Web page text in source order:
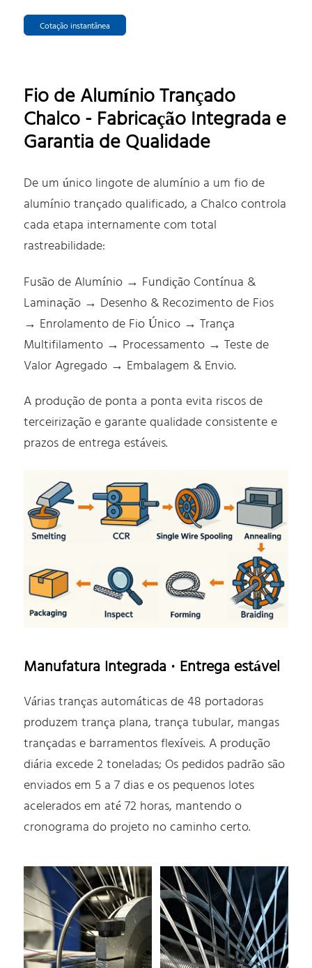
Cotação instantânea
Fio de Alumínio Trançado
Chalco - Fabricação Integrada e
Garantia de Qualidade
De um único lingote de alumínio a um fio de
alumínio trançado qualificado, a Chalco controla
cada etapa internamente com total
rastreabilidade:
Fusão de Alumínio → Fundição Contínua &
Laminação → Desenho & Recozimento de Fios
→ Enrolamento de Fio Único → Trança
Multifilamento → Processamento → Teste de
Valor Agregado → Embalagem & Envio.
A produção de ponta a ponta evita riscos de
terceirização e garante qualidade consistente e
prazos de entrega estáveis.
Manufatura Integrada · Entrega estável
Várias tranças automáticas de 48 portadoras
produzem trança plana, trança tubular, mangas
trançadas e barramentos flexíveis. A produção
diária excede 2 toneladas; Os pedidos padrão são
enviados em 5 a 7 dias e os pequenos lotes
acelerados em até 72 horas, mantendo o
cronograma do projeto no caminho certo.